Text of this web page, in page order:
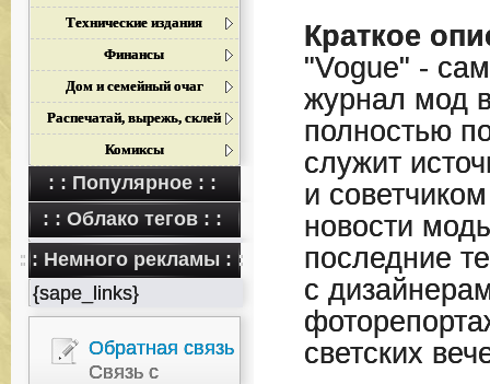
Технические издания
Финансы
Дом и семейный очаг
Распечатай, вырежь, склей
Комиксы
: : Популярное : :
: : Облако тегов : :
: : Немного рекламы : :
{sape_links}
Обратная связь
Связь с
Краткое
"Vogue" -
журнал мод
полностью
служит
и
новости
последние
с
светских